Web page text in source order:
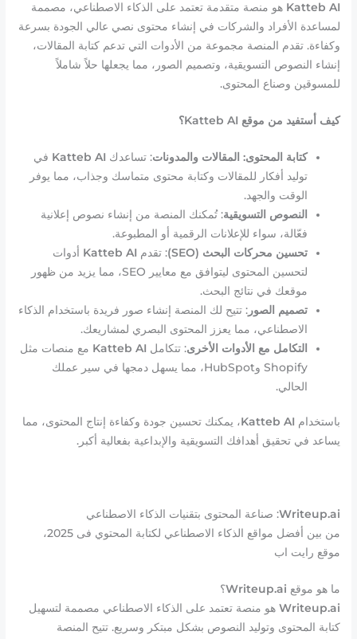
Katteb AI هو منصة متقدمة تعتمد على الذكاء الاصطناعي، مصممة
لمساعدة الأفراد والشركات في إنشاء محتوى نصي عالي الجودة بسرعة
وكفاءة. تقدم المنصة مجموعة من الأدوات التي تدعم كتابة المقالات،
إنشاء النصوص التسويقية، وتصميم الصور، مما يجعلها حلاً شاملاً
للمسوقين وصناع المحتوى.
كيف أستفيد من موقع Katteb AI؟
كتابة المحتوى: المقالات والمدونات: تساعدك Katteb AI في
توليد أفكار للمقالات وكتابة محتوى متماسك وجذاب، مما يوفر
الوقت والجهد.
النصوص التسويقية: تُمكنك المنصة من إنشاء نصوص إعلانية
فعّالة، سواء للإعلانات الرقمية أو المطبوعة.
تحسين محركات البحث (SEO)
: تقدم Katteb AI أدوات
لتحسين المحتوى ليتوافق مع معايير SEO، مما يزيد من ظهور
موقعك في نتائج البحث.
تصميم الصور: تتيح لك المنصة إنشاء صور فريدة باستخدام الذكاء
الاصطناعي، مما يعزز المحتوى البصري لمشاريعك.
التكامل مع الأدوات الأخرى: تتكامل Katteb AI مع منصات مثل
Shopify وHubSpot، مما يسهل دمجها في سير عملك
الحالي.
باستخدام Katteb AI، يمكنك تحسين جودة وكفاءة إنتاج المحتوى، مما
يساعد في تحقيق أهدافك التسويقية والإبداعية بفعالية أكبر.
Writeup.ai: صناعة المحتوى بتقنيات الذكاء الاصطناعي
من بين أفضل مواقع الذكاء الاصطناعي لكتابة المحتوي فى 2025،
موقع رايت اب
ما هو موقع Writeup.ai؟
Writeup.ai هو منصة تعتمد على الذكاء الاصطناعي مصممة لتسهيل
كتابة المحتوى وتوليد النصوص بشكل مبتكر وسريع. تتيح المنصة